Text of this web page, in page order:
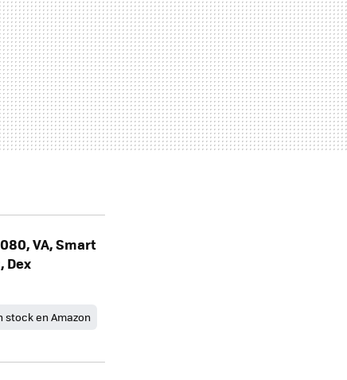
VA, Smart
Dex
stock en Amazon